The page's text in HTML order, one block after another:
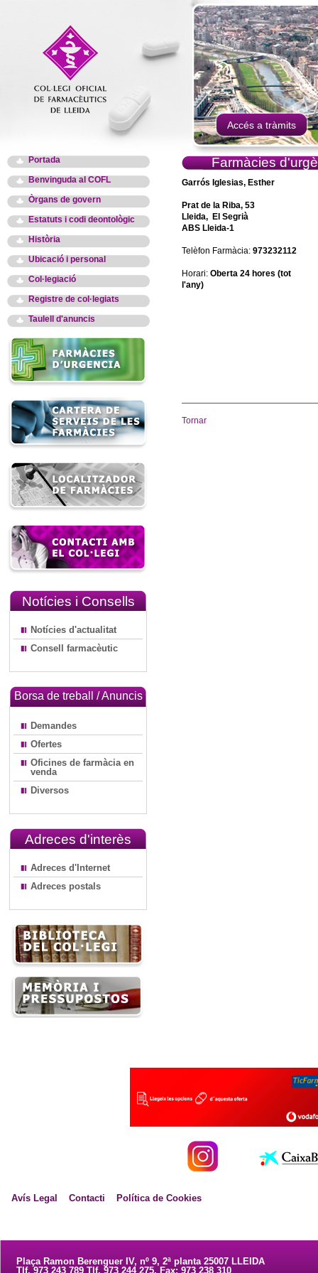
Accés a tràmits
Portada
Benvinguda al COFL
Òrgans de govern
Estatuts i codi deontològic
Història
Ubicació i personal
Col·legiació
Registre de col·legiats
Taulell d'anuncis
Notícies i Consells
Notícies d'actualitat
Consell farmacèutic
Borsa de treball / Anuncis
Demandes
Ofertes
Oficines de farmàcia en
venda
Diversos
Adreces d'interès
Adreces d'Internet
Adreces postals
Farmàcies
Garrós Iglesias, Esther
Prat de la Riba, 53
Lleida, El Segrià
ABS Lleida-1
Telèfon Farmàcia: 973232112
Horari: Oberta 24 hores (tot
l'any)
Tornar
Avís Legal Contacti Política de Cookies
Plaça Ramon Berenguer IV, nº 9, 2ª planta 25007 LLEIDA
Tlf. 973 243 789 Tlf. 973 244 275. Fax: 973 238 310